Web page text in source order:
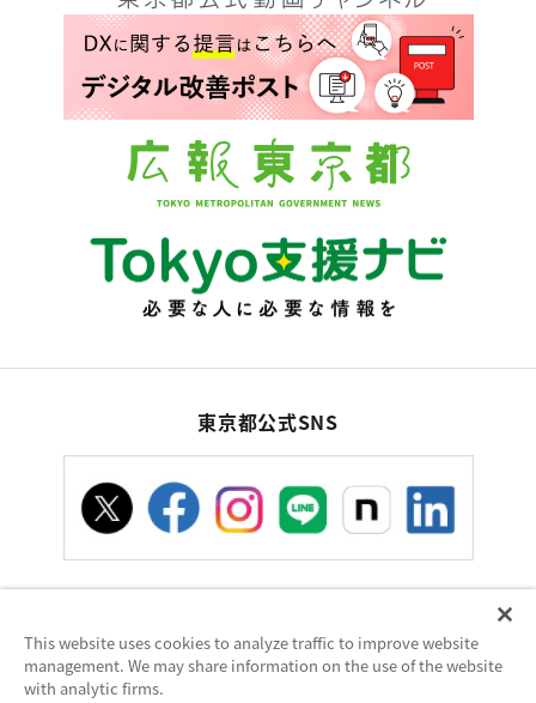
東京都公式SNS
お問い合わせサイトポリシー使い方ヘルプ
サイトマップ
This website uses cookies to analyze traffic to improve website
management. We may share information on the use of the website
with analytic firms.